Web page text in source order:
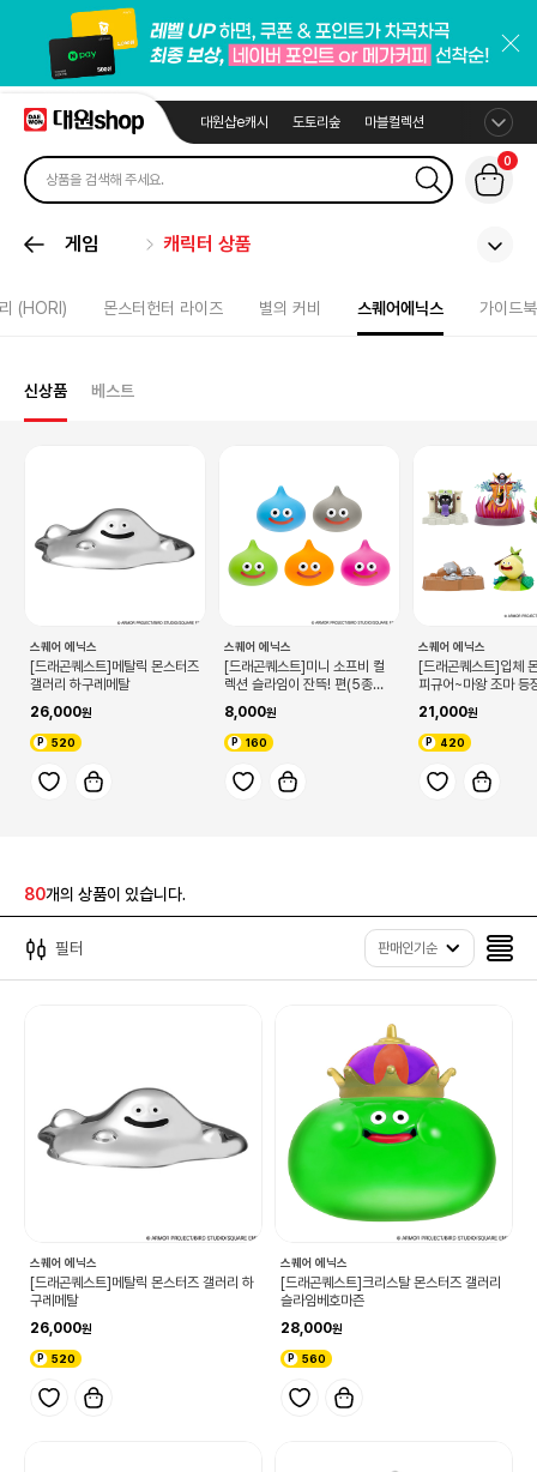
대원샵e캐시 도토리숲 마블컬렉션
0
게임 캐릭터 상품
(HORI) 몬스터헌터 라이즈 별의 커비 스퀘어에닉스 가이드북
신상품 베스트
스퀘어 에닉스
[드래곤퀘스트]메탈릭 몬스터즈
갤러리 하구레메탈
26,000
520
스퀘어 에닉스
[드래곤퀘스트]미니 소프비 컬
렉션 슬라임이 잔뜩! 편(5종랜
8,000
160
스퀘어 에닉스
[드래곤퀘스트]입체
피규어~마왕 조마 등
21,000
420
80개의 상품이 있습니다.
필터 판매인기순
스퀘어 에닉스
[드래곤퀘스트]메탈릭 몬스터즈 갤러리 하
구레메탈
26,000
520
스퀘어 에닉스
[드래곤퀘스트]크리스탈 몬스터즈 갤러리
슬라임베호마즌
28,000
560